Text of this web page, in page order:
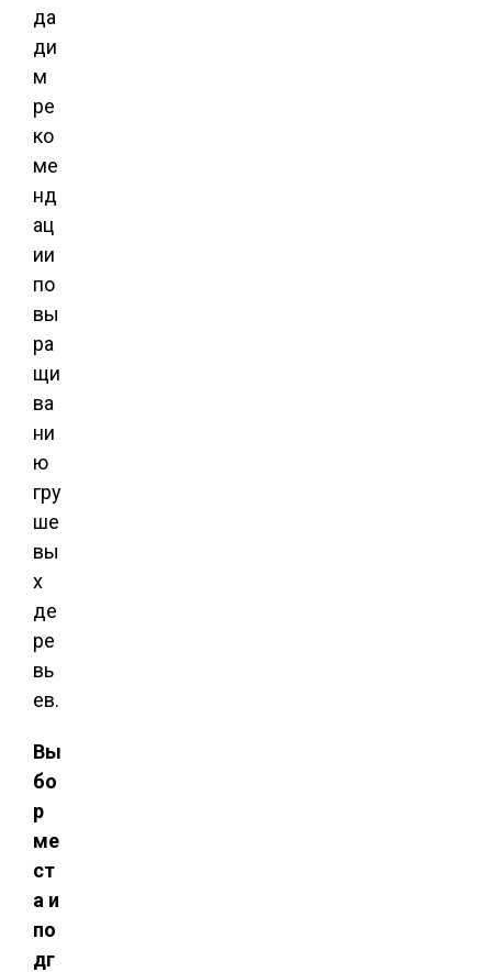
да
ди
м
ре
ко
ме
нд
ац
ии
по
вы
ра
щи
ва
ни
ю
гру
ше
вы
х
де
ре
вь
ев.
Вы
бо
р
ме
ст
а и
по
дг